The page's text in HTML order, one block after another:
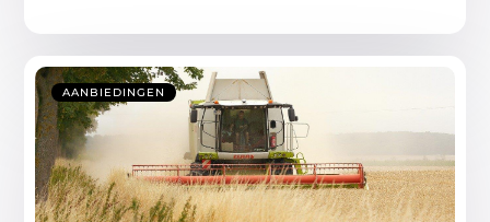
AANBIEDINGEN